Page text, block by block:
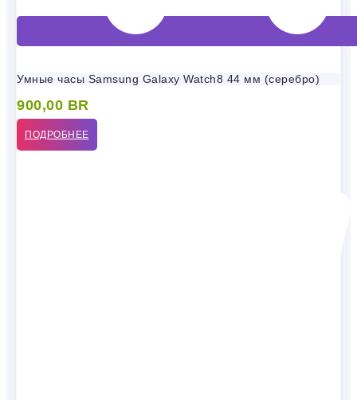
Умные часы Samsung Galaxy Watch8 44 мм (серебро)
900,00 BR
ПОДРОБНЕЕ